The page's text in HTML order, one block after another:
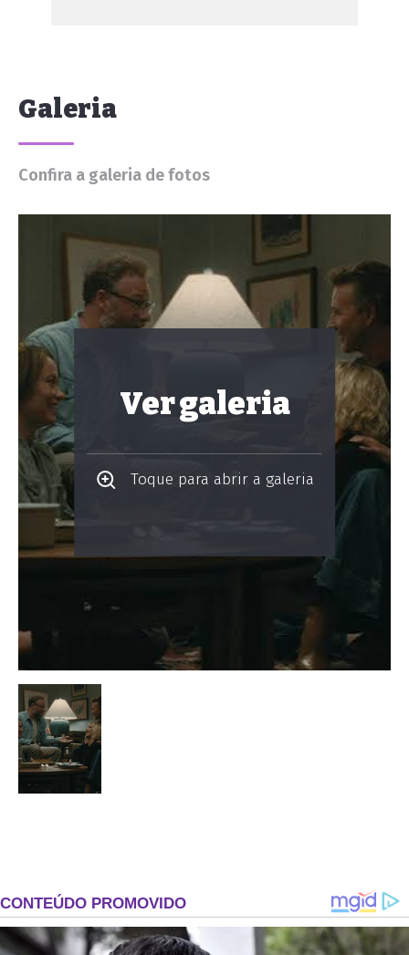
Galeria
Confira a galeria de fotos
Ver galeria
Toque para abrir a galeria